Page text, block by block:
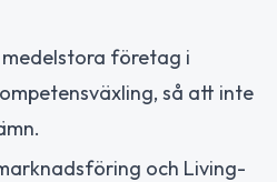
företag i
så att inte
och Living-